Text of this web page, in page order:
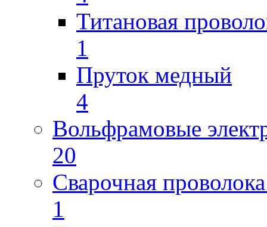
Титановая
1
Пруток медный
4
Вольфрамовые
20
Сварочная
1